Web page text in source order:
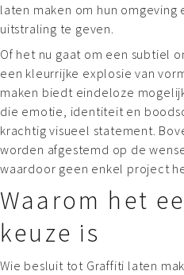
laten maken om hun
uitstraling te geven.
Of het nu gaat om een subtiel
een kleurrijke explosie van
maken biedt eindeloze
die emotie, identiteit en
krachtig visueel statement.
worden afgestemd op de
waardoor geen enkel project
Waarom het
keuze is
Wie besluit tot Graffiti laten